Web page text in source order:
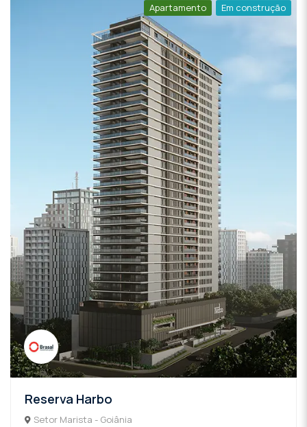
Apartamento Em construção
Reserva Harbo
Setor Marista - Goiânia